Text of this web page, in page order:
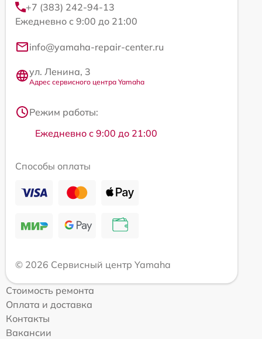
+7 (383) 242-94-13
Ежедневно с 9:00 до 21:00
info@yamaha-repair-center.ru
ул. Ленина, 3
Адрес сервисного центра Yamaha
Режим работы:
Ежедневно с 9:00 до 21:00
Способы оплаты
© 2026 Сервисный центр Yamaha
Стоимость ремонта
Оплата и доставка
Контакты
Вакансии